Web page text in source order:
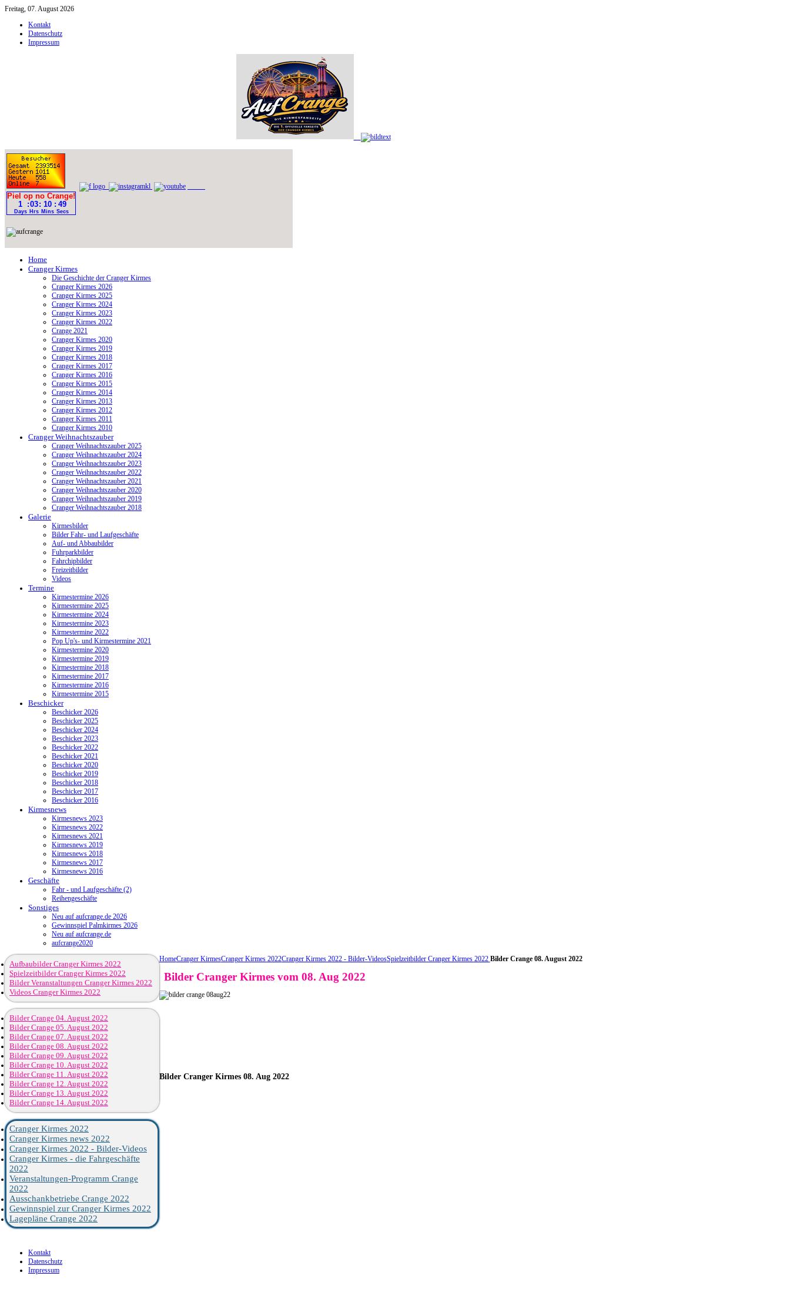
Freitag, 07. August 2026
Kontakt
Datenschutz
Impressum
Home
Cranger Kirmes
Die Geschichte der Cranger Kirmes
Cranger Kirmes 2026
Cranger Kirmes 2025
Cranger Kirmes 2024
Cranger Kirmes 2023
Cranger Kirmes 2022
Crange 2021
Cranger Kirmes 2020
Cranger Kirmes 2019
Cranger Kirmes 2018
Cranger Kirmes 2017
Cranger Kirmes 2016
Cranger Kirmes 2015
Cranger Kirmes 2014
Cranger Kirmes 2013
Cranger Kirmes 2012
Cranger Kirmes 2011
Cranger Kirmes 2010
Cranger Weihnachtszauber
Cranger Weihnachtszauber 2025
Cranger Weihnachtszauber 2024
Cranger Weihnachtszauber 2023
Cranger Weihnachtszauber 2022
Cranger Weihnachtszauber 2021
Cranger Weihnachtszauber 2020
Cranger Weihnachtszauber 2019
Cranger Weihnachtszauber 2018
Galerie
Kirmesbilder
Bilder Fahr- und Laufgeschäfte
Auf- und Abbaubilder
Fuhrparkbilder
Fahrchipbilder
Freizeitbilder
Videos
Termine
Kirmestermine 2026
Kirmestermine 2025
Kirmestermine 2024
Kirmestermine 2023
Kirmestermine 2022
Pop Up's- und Kirmestermine 2021
Kirmestermine 2020
Kirmestermine 2019
Kirmestermine 2018
Kirmestermine 2017
Kirmestermine 2016
Kirmestermine 2015
Beschicker
Beschicker 2026
Beschicker 2025
Beschicker 2024
Beschicker 2023
Beschicker 2022
Beschicker 2021
Beschicker 2020
Beschicker 2019
Beschicker 2018
Beschicker 2017
Beschicker 2016
Kirmesnews
Kirmesnews 2023
Kirmesnews 2022
Kirmesnews 2021
Kirmesnews 2019
Kirmesnews 2018
Kirmesnews 2017
Kirmesnews 2016
Geschäfte
Fahr - und Laufgeschäfte (2)
Reihengeschäfte
Sonstiges
Neu auf aufcrange.de 2026
Gewinnspiel Palmkirmes 2026
Neu auf aufcrange.de
aufcrange2020
HomeCranger KirmesCranger Kirmes 2022Cranger Kirmes 2022 - Bilder-VideosSpielzeitbilder Cranger Kirmes 2022 Bilder Crange 08. August 2022
Bilder Cranger Kirmes vom 08. Aug 2022
BilderCranger Kirmes 08. Aug 2022
Aufbaubilder Cranger Kirmes 2022
Spielzeitbilder Cranger Kirmes 2022
Bilder Veranstaltungen Cranger Kirmes 2022
Videos Cranger Kirmes 2022
Bilder Crange 04. August 2022
Bilder Crange 05. August 2022
Bilder Crange 07. August 2022
Bilder Crange 08. August 2022
Bilder Crange 09. August 2022
Bilder Crange 10. August 2022
Bilder Crange 11. August 2022
Bilder Crange 12. August 2022
Bilder Crange 13. August 2022
Bilder Crange 14. August 2022
Cranger Kirmes 2022
Cranger Kirmes news 2022
Cranger Kirmes 2022 - Bilder-Videos
Cranger Kirmes - die Fahrgeschäfte
2022
Veranstaltungen-Programm Crange
2022
Ausschankbetriebe Crange 2022
Gewinnspiel zur Cranger Kirmes 2022
Lagepläne Crange 2022
Kontakt
Datenschutz
Impressum